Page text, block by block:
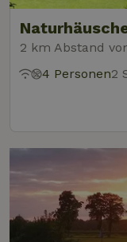
2 km Abstand
4 Personen2